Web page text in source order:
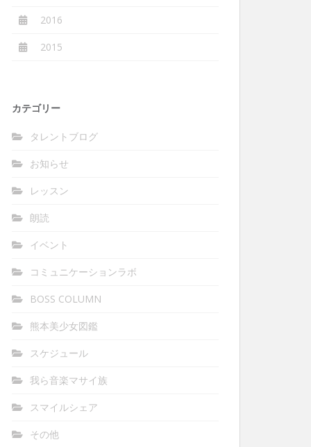
2016
2015
カテゴリー
タレントブログ
お知らせ
レッスン
朗読
イベント
コミュニケーションラボ
BOSS COLUMN
熊本美少女図鑑
スケジュール
我ら音楽マサイ族
スマイルシェア
その他